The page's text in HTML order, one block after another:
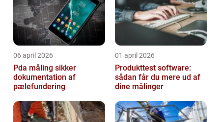
06 april 2026
Pda måling sikker
dokumentation af
pælefundering
01 april 2026
Produkttest software:
sådan får du mere ud af
dine målinger